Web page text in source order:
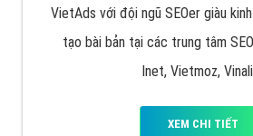
VietAds với đội ngũ SEOer giàu
tạo bài bản tại các trung tâm
Inet, Vietmoz,
XEM CHI TIẾT